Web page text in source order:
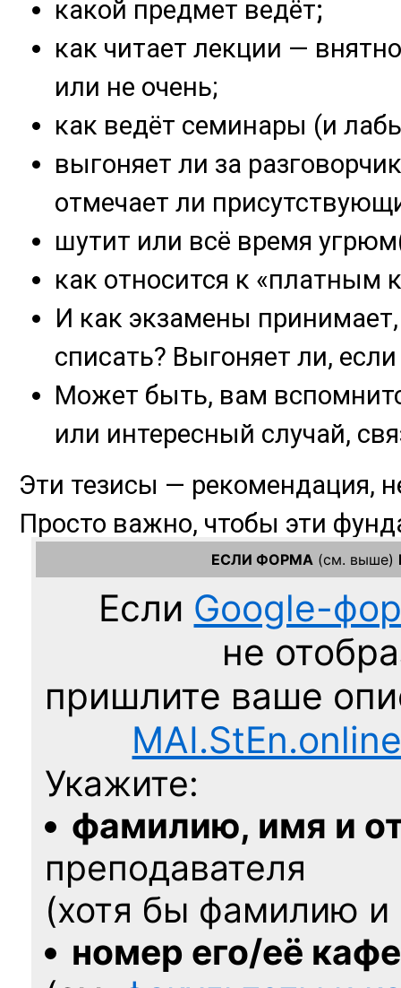
ЕСЛИ ФОРМА (см. выше)
Если Google-
не
пришлите ваше
Укажите:
фамилию, имя и
преподавателя
(хотя бы фамилию
номер его/её